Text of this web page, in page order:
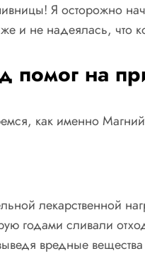
Я осторожно
и не надеялась,
помог на
как именно
лекарственной
годами сливали
вредные